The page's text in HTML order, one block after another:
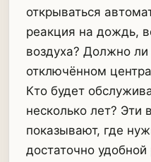
открываться
реакция на дождь,
воздуха? Должно ли
отключённом
Кто будет
несколько лет? Эти
показывают, где
достаточно удобной